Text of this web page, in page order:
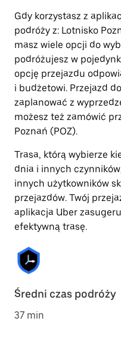
Gdy korzystasz z
podróży z: Lotnisko
masz wiele opcji do
podróżujesz w
opcję przejazdu
i budżetowi. Przejazd
zaplanować z
możesz też zamówić
Poznań (POZ).
Trasa, którą wybierze
dnia i innych
innych użytkowników
przejazdów. Twój
aplikacja Uber
efektywną trasę.
Średni czas podróży
37 min